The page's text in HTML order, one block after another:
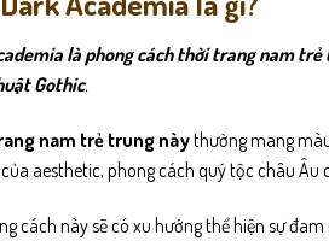
là phong cách thời trang nam
Gothic.
nam trẻ trung nàythường mang
aesthetic, phong cách quý tộc châu
cách này sẽ có xu hướng thể hiện sự